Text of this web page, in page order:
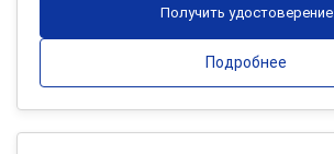
Получить удостоверение
Подробнее